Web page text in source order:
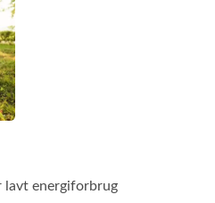
lavt energiforbrug